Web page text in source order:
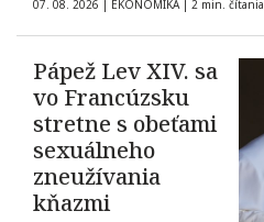
07. 08. 2026 | EKONOMIKA | 2 min. čítania
Pápež Lev XIV. sa
vo Francúzsku
stretne s obeťami
sexuálneho
zneužívania
kňazmi